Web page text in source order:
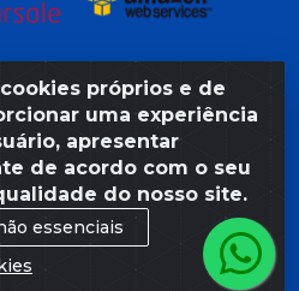
próprios e de
uma experiência
apresentar
de acordo com o seu
do nosso site.
essenciais
LTDA - Rua da Praia, 103 -
- CEP 50020-550 - CNPJ
0027-80